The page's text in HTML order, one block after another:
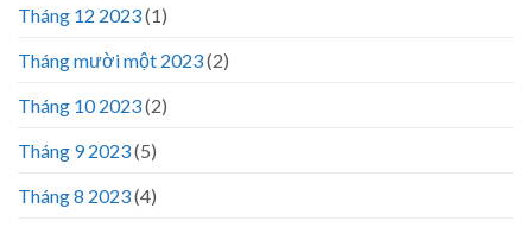
Tháng 12 2023(1)
Tháng mười một 2023(2)
Tháng 10 2023(2)
Tháng 9 2023(5)
Tháng 8 2023(4)